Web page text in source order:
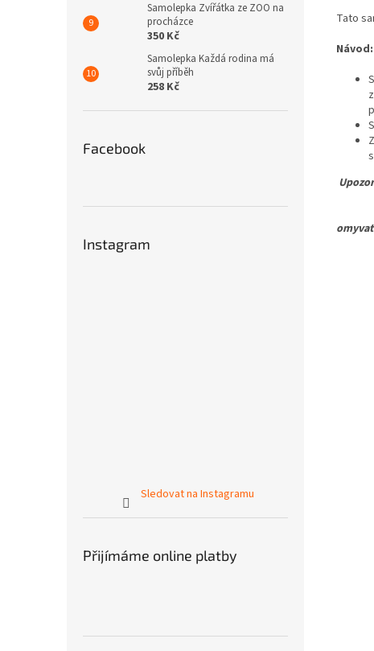
Samolepka Zvířátka ze ZOO na
procházce
350 Kč
Samolepka Každá rodina má
svůj příběh
258 Kč
Facebook
Instagram
Sledovat na Instagramu
Přijímáme online platby
Tato
Návod:
Pro